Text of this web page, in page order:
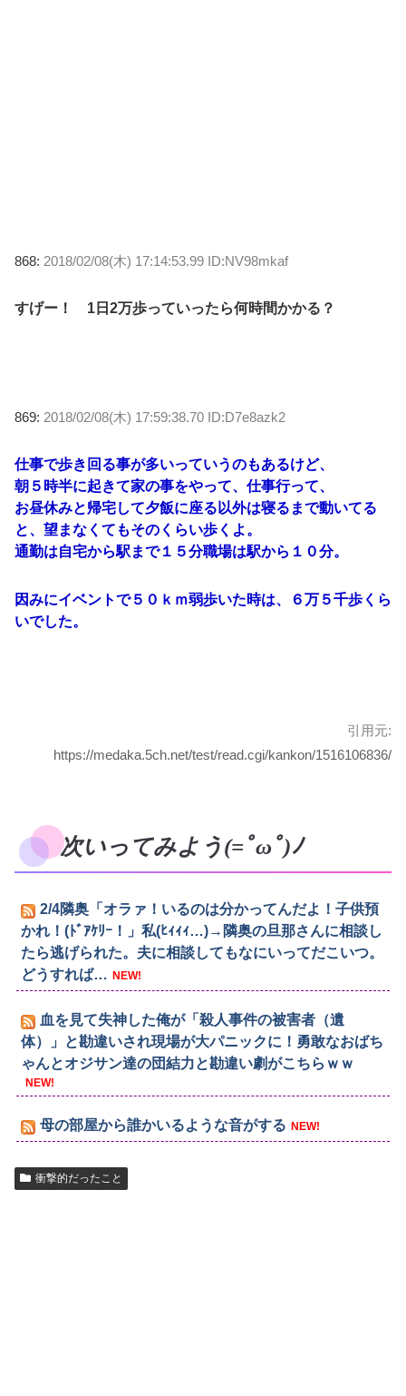
868: 2018/02/08(木) 17:14:53.99 ID:NV98mkaf
すげー！ 1日2万歩っていったら何時間かかる？
869: 2018/02/08(木) 17:59:38.70 ID:D7e8azk2
仕事で歩き回る事が多いっていうのもあるけど、
朝５時半に起きて家の事をやって、仕事行って、
お昼休みと帰宅して夕飯に座る以外は寝るまで動いてる
と、望まなくてもそのくらい歩くよ。
通勤は自宅から駅まで１５分職場は駅から１０分。
因みにイベントで５０ｋｍ弱歩いた時は、６万５千歩くら
いでした。
引用元:
https://medaka.5ch.net/test/read.cgi/kankon/1516106836/
次いってみよう(=ﾟωﾟ)ﾉ
2/4隣奥「オラァ！いるのは分かってんだよ！子供預
かれ！(ﾄﾞｱｹﾘｰ！」私(ﾋｨｨｨ…)→隣奥の旦那さんに相談し
たら逃げられた。夫に相談してもなにいってだこいつ。
どうすれば… NEW!
血を見て失神した俺が「殺人事件の被害者（遺
体）」と勘違いされ現場が大パニックに！勇敢なおばち
ゃんとオジサン達の団結力と勘違い劇がこちらｗｗ
NEW!
母の部屋から誰かいるような音がする NEW!
衝撃的だったこと